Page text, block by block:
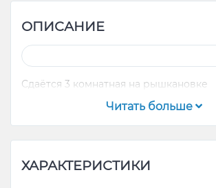
ОПИСАНИЕ
Сдаётся 3 комнатная на рышкановке
Читать больше
ХАРАКТЕРИСТИКИ